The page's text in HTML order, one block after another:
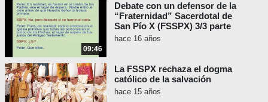
09:46
Debate con un defensor de la
“Fraternidad” Sacerdotal de
San Pío X (FSSPX) 3/3 parte
hace 16 años
La FSSPX rechaza el dogma
católico de la salvación
hace 15 años